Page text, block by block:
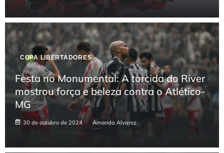
COPA LIBERTADORES
Festa no Monumental: A torcida do River
mostrou força e beleza contra o Atlético-
MG
30 de outubro de 2024 Amanda Alvarez